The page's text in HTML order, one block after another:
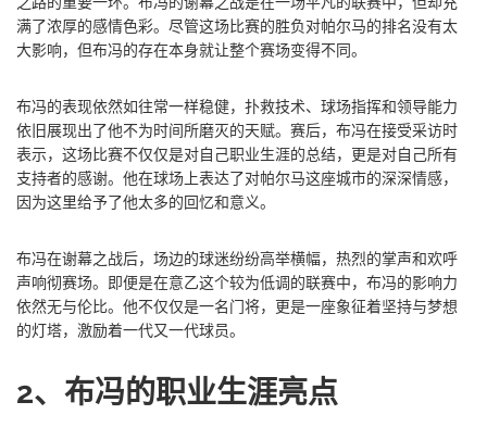
满了浓厚的感情色彩。尽管这场比赛的胜负对帕尔马的排名没有太
大影响，但布冯的存在本身就让整个赛场变得不同。
布冯的表现依然如往常一样稳健，扑救技术、球场指挥和领导能力
依旧展现出了他不为时间所磨灭的天赋。赛后，布冯在接受采访时
表示，这场比赛不仅仅是对自己职业生涯的总结，更是对自己所有
支持者的感谢。他在球场上表达了对帕尔马这座城市的深深情感，
因为这里给予了他太多的回忆和意义。
布冯在谢幕之战后，场边的球迷纷纷高举横幅，热烈的掌声和欢呼
声响彻赛场。即便是在意乙这个较为低调的联赛中，布冯的影响力
依然无与伦比。他不仅仅是一名门将，更是一座象征着坚持与梦想
的灯塔，激励着一代又一代球员。
2、布冯的职业生涯亮点